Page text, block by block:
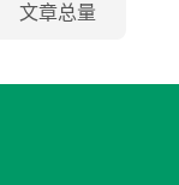
文章总量